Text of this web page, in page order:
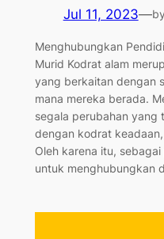
Jul 11, 2023—by
Menghubungkan
Murid Kodrat alam
yang berkaitan dengan
mana mereka berada.
segala perubahan yang
dengan kodrat
Oleh karena itu,
untuk menghubungkan